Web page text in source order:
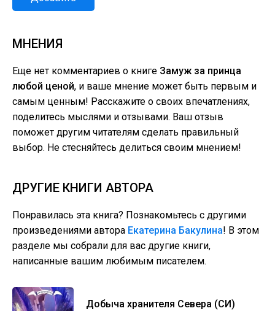
МНЕНИЯ
Еще нет комментариев о книге Замуж за принца
любой ценой, и ваше мнение может быть первым и
самым ценным! Расскажите о своих впечатлениях,
поделитесь мыслями и отзывами. Ваш отзыв
поможет другим читателям сделать правильный
выбор. Не стесняйтесь делиться своим мнением!
ДРУГИЕ КНИГИ АВТОРА
Понравилась эта книга? Познакомьтесь с другими
произведениями автора Екатерина Бакулина! В этом
разделе мы собрали для вас другие книги,
написанные вашим любимым писателем.
Добыча хранителя Севера (СИ)